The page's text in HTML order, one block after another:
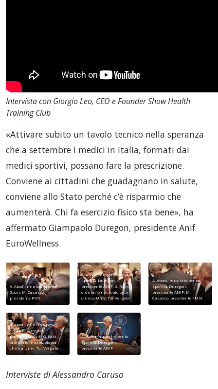
Intervista con Giorgio Leo, CEO e Founder Show Health
Training Club
«Attivare subito un tavolo tecnico nella speranza
che a settembre i medici in Italia, formati dai
medici sportivi, possano fare la prescrizione.
Conviene ai cittadini che guadagnano in salute,
conviene allo Stato perché c’è risparmio che
aumenterà. Chi fa esercizio fisico sta bene», ha
affermato Giampaolo Duregon, presidente Anif
EuroWellness.
A. Abodi, ministro per lo
Sport, M. Casasco,
presidente FMSI
A. Abodi, ministro per lo
Sport, G. Duregon,
presidente ANIF, G. Rasi,
ordinario microbiologia
clinica Univ. Tor Vergata
A. Abodi, ministro per lo
Sport, G. Duregon,
presidente ANIF, M.
Casasco, presidente FMSI
A. Abodi, ministro per lo
Sport, G. Duregon,
presidente ANIF, G. Rasi,
ordinario microbiologia
clinica Univ. Tor Vergata
A. Abodi, ministro per lo
Sport, G. Duregon,
presidente ANIF
Interviste di Alessandro Caruso